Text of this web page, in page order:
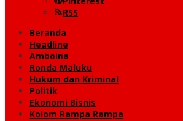
RSS
Beranda
Headline
Amboina
Ronda Maluku
Hukum dan Kriminal
Politik
Ekonomi Bisnis
Kolom Rampa Rampa